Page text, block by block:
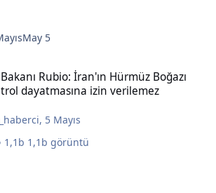
May 5
Rubio: İran'ın Hürmüz Boğazı
dayatmasına izin verilemez
, 5 Mayıs
1,1b görüntü